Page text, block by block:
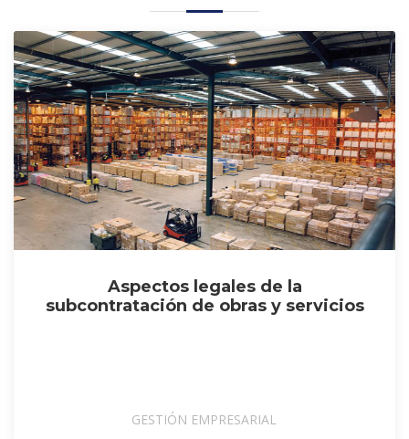
Aspectos legales de la
subcontratación de obras y servicios
GESTIÓN EMPRESARIAL